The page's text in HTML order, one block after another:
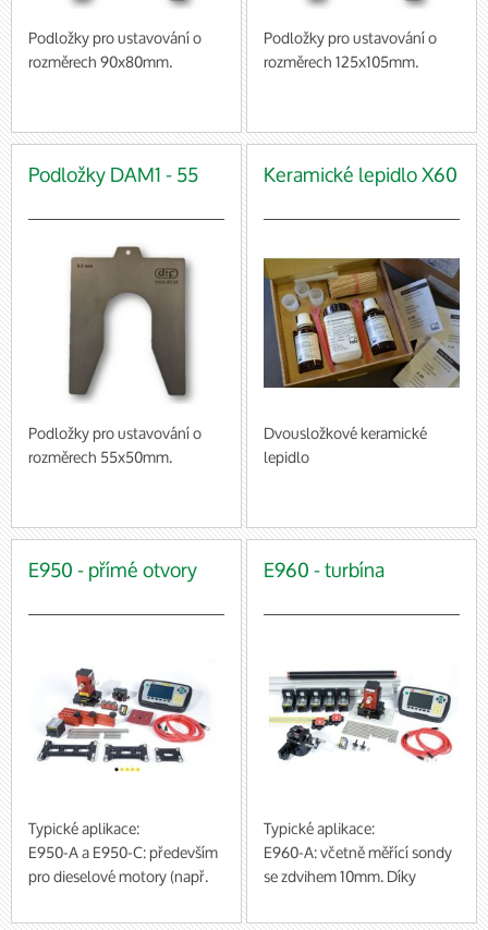
Podložky pro ustavování o
rozměrech 90x80mm.
balení)
Podložky pro ustavování o
rozměrech 125x105mm.
balení)
Podložky DAM1 - 55
Podložky pro ustavování o
rozměrech 55x50mm.
balení)
Keramické lepidlo X60
Dvousložkové keramické
lepidlo
E950 - přímé otvory
Typické aplikace:
E950-A a E950-C: především
pro dieselové motory (např.
E960 - turbína
Typické aplikace:
E960-A: včetně měřící sondy
se zdvihem 10mm. Díky